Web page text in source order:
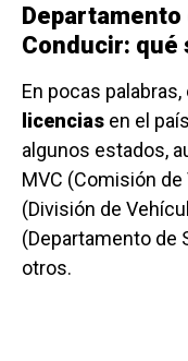
Conducir: qué
En pocas palabras,
licencias en el
algunos estados,
MVC (Comisión
(División de
(Departamento de
otros.